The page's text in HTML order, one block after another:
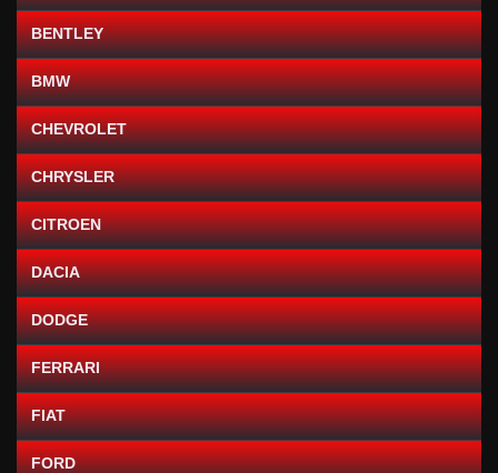
BENTLEY
BMW
CHEVROLET
CHRYSLER
CITROEN
DACIA
DODGE
FERRARI
FIAT
FORD